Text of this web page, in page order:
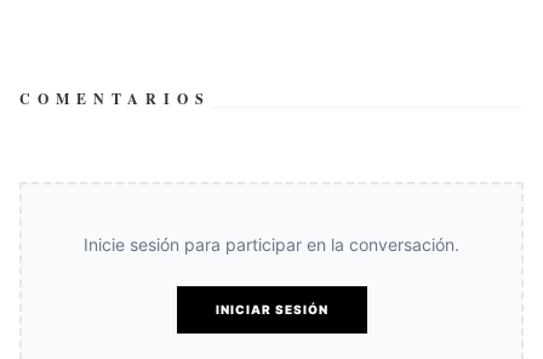
COMENTARIOS
Inicie sesión para participar en la conversación.
INICIAR SESIÓN